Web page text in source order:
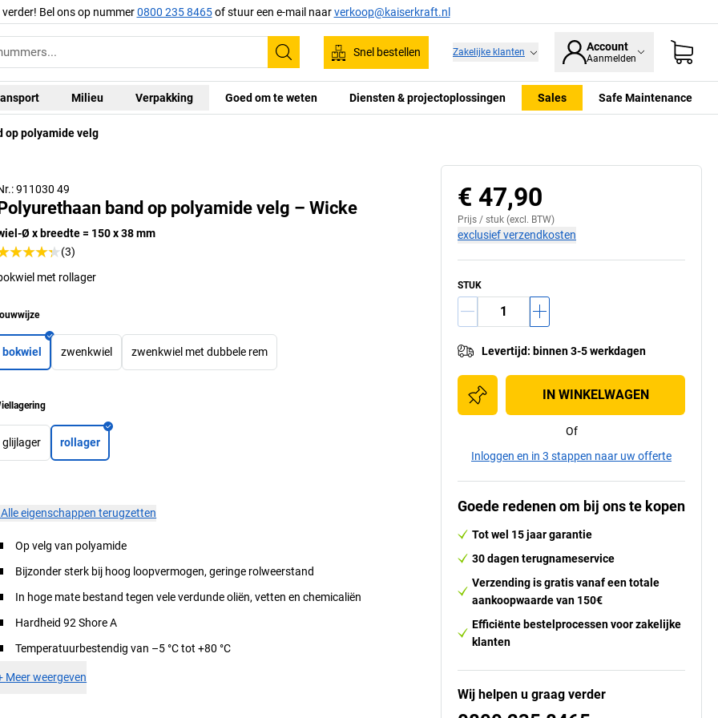
Bel ons op nummer0800 235 8465of stuur een e-mail naarverkoop@kaiserkraft.nl
Zoeken
Snel bestellen Zakelijke klanten Account
Aanmelden
Milieu Verpakking Goed om te weten Diensten & projectoplossingen Sales Safe Maintenance
op polyamide velg
911030 49
band op polyamide velg – Wicke
Ø x breedte = 150 x 38 mm
(3)
met rollager
bokwiel zwenkwiel zwenkwiel met dubbele rem
glijlager rollager
Alle eigenschappen terugzetten
Op velg van polyamide
Bijzonder sterk bij hoog loopvermogen, geringe rolweerstand
In hoge mate bestand tegen vele verdunde oliën, vetten en chemicaliën
Hardheid 92 Shore A
Temperatuurbestendig van –5 °C tot +80 °C
Meer weergeven
Bokwiel
€ 47,90
Prijs / stuk (excl. BTW)
exclusief verzendkosten
STUK
Levertijd: binnen 3-5 werkdagen
IN WINKELWAGEN
Of
Inloggen en in 3 stappen naar uw offerte
Goede redenen om bij ons te kopen
Tot wel 15 jaar garantie
30 dagen terugnameservice
Verzending is gratis vanaf een totale
aankoopwaarde van 150€
Efficiënte bestelprocessen voor zakelijke
klanten
Wij helpen u graag verder